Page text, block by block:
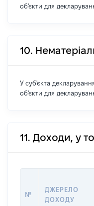
об'єкти для
10.
У суб'єкта
об'єкти для
11. Доходи, у
№
ДЖЕРЕЛО
ДОХОДУ